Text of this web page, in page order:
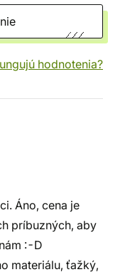
hodnotenia?
Áno, cena je
príbuzných, aby
:-D
materiálu, ťažký,